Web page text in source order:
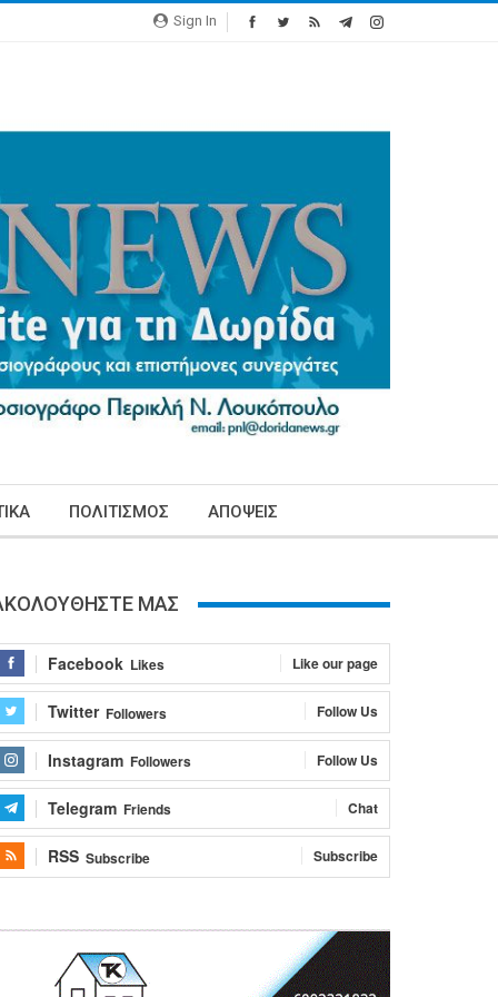
Sign In
ΠΟΛΙΤΙΣΜΟΣ ΑΠΟΨΕΙΣ
ΜΑΣ
Facebook Likes Like our page
Twitter Followers Follow Us
Instagram Followers Follow Us
Telegram Friends Chat
RSS Subscribe Subscribe